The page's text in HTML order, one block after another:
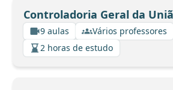
Controladoria Geral da
9 aulas
Vários professores
2 horas de estudo